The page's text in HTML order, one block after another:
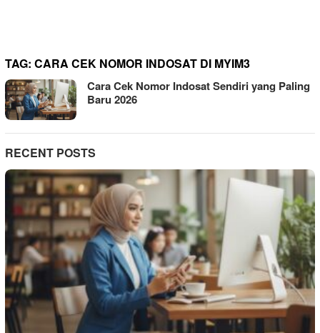
TAG: CARA CEK NOMOR INDOSAT DI MYIM3
Cara Cek Nomor Indosat Sendiri yang Paling
Baru 2026
RECENT POSTS